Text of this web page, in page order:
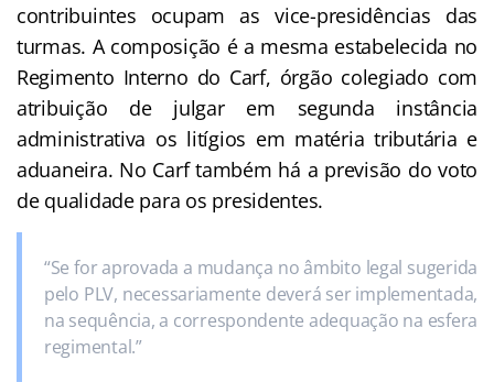
contribuintes ocupam as vice-presidências das
turmas. A composição é a mesma estabelecida no
Regimento Interno do Carf, órgão colegiado com
atribuição de julgar em segunda instância
administrativa os litígios em matéria tributária e
aduaneira. No Carf também há a previsão do voto
de qualidade para os presidentes.
“Se for aprovada a mudança no âmbito legal sugerida
pelo PLV, necessariamente deverá ser implementada,
na sequência, a correspondente adequação na esfera
regimental.”